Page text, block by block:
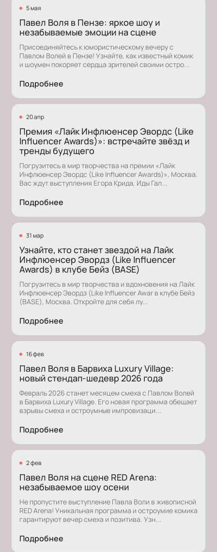
5 мая
Павел Воля в Пензе: яркое шоу и
незабываемые эмоции на сцене
Присоединяйтесь к юмористическому вечеру с
Павлом Волей в Пензе! Узнайте, как известный комик
и шоумен покоряет сердца зрителей своими остро...
Подробнее
20 апр
Премия «Лайк Инфлюенсер Эвордс (Like
Influencer Awards)»: встречайте звёзд и
тренды будущего
Погрузитесь в мир творчества на премии «Лайк
Инфлюенсер Эвордс (Like Influencer Awards)», Москва.
Вас ждут выступления Егора Крида, Иды Гал...
Подробнее
31 мар
Узнайте, кто станет звездой на Лайк
Инфлюенсер Эвордз (Like Influencer
Awards) в клубе Бейз (BASE)
Погрузитесь в мир творчества и вдохновения на Лайк
Инфлюенсер Эвордз (Like Influencer Awar в клубе Бейз
(BASE), Москва. Откройте для себя лу...
Подробнее
16 фев
Павел Воля в Барвиха Luxury Village:
новый стендап-шедевр 2026 года
Февраль 2026 станет месяцем смеха с Павлом Волей
в Барвиха Luxury Village. Его новая программа обещает
взрывы смеха и остроумные импровизаци...
Подробнее
2 фев
Павел Воля на сцене RED Arena:
незабываемое шоу осени
Не пропустите выступление Павла Воли в живописной
RED Arena! Уникальная программа и остроумие комика
гарантируют вечер смеха и позитива. Узн...
Подробнее